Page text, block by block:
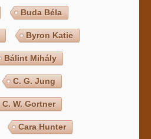
Buda Béla
Byron Katie
Bálint Mihály
C. G. Jung
C. W. Gortner
Cara Hunter